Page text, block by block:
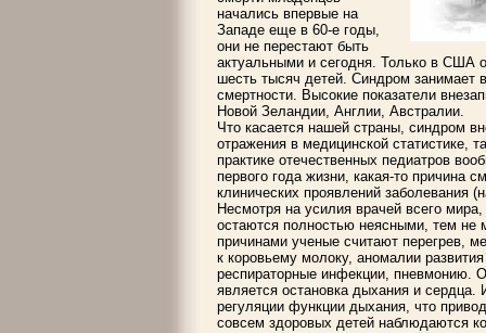
начались впервые на
Западе еще в 60-е годы,
они не перестают быть
актуальными и сегодня. Только в США
шесть тысяч детей. Синдром занимает
смертности. Высокие показатели
Новой Зеландии, Англии, Австралии.
Что касается нашей страны, синдром
отражения в медицинской статистике,
практике отечественных педиатров
первого года жизни, какая-то причина
клинических проявлений заболевания
Несмотря на усилия врачей всего
остаются полностью неясными, тем не
причинами ученые считают перегрев,
к коровьему молоку, аномалии
респираторные инфекции, пневмонию.
является остановка дыхания и сердца.
регуляции функции дыхания, что
совсем здоровых детей наблюдаются